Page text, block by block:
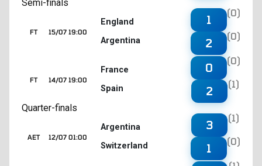
Semi-finals
15/07 19:00
FT
England
Argentina
1
(0)
2
(0)
14/07 19:00
FT
France
Spain
0
(0)
2
(1)
Quarter-finals
12/07 01:00
AET
Argentina
Switzerland
3
(1)
1
(0)